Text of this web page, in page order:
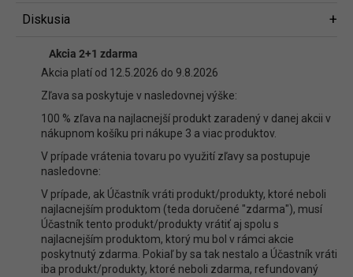
Akcia 2+1 zdarma
Akcia platí od 12.5.2026 do 9.8.2026
Zľava sa poskytuje v nasledovnej výške:
100 % zľava na najlacnejší produkt zaradený v danej akcii v
nákupnom košíku pri nákupe 3 a viac produktov.
V prípade vrátenia tovaru po využití zľavy sa postupuje
nasledovne:
V prípade, ak Účastník vráti produkt/produkty, ktoré neboli
najlacnejším produktom (teda doručené "zdarma"), musí
Účastník tento produkt/produkty vrátiť aj spolu s
najlacnejším produktom, ktorý mu bol v rámci akcie
poskytnutý zdarma. Pokiaľ by sa tak nestalo a Účastník vráti
iba produkt/produkty, ktoré neboli zdarma, refundovaný
Diskusia
Diskusia
Buďte prvý, kto napíše príspevok k tejto položke.
Len registrovaní používatelia môžu pridávať príspevky. Prosím
zaregistrujte.